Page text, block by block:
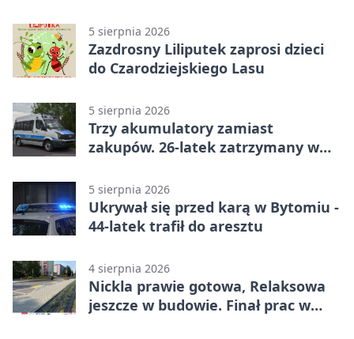
5 sierpnia 2026
Zazdrosny Liliputek zaprosi dzieci
do Czarodziejskiego Lasu
5 sierpnia 2026
Trzy akumulatory zamiast
zakupów. 26-latek zatrzymany w
5 sierpnia 2026
Ukrywał się przed karą w Bytomiu -
44-latek trafił do aresztu
4 sierpnia 2026
Nickla prawie gotowa, Relaksowa
jeszcze w budowie. Finał prac w